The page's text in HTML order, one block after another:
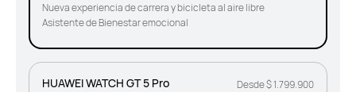
Nueva experiencia de carrera y bicicleta al aire libre
Asistente de Bienestar emocional
HUAWEI WATCH GT 5 Pro Desde $ 1.799.900